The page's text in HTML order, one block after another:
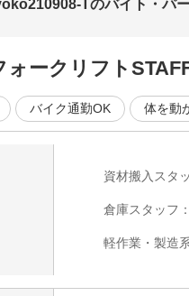
Tのバイト・パ
ークリフト
バイク通勤OK 体を動
資材搬入スタ
倉庫スタッフ：
軽作業・製造